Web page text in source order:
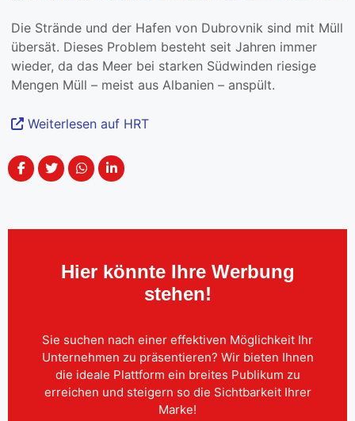
Die Strände und der Hafen von Dubrovnik sind mit Müll
übersät. Dieses Problem besteht seit Jahren immer
wieder, da das Meer bei starken Südwinden riesige
Mengen Müll – meist aus Albanien – anspült.
Weiterlesen auf HRT
Hier könnte Ihre Werbung
stehen!
Sie suchen nach einer effektiven Möglichkeit Ihr
Unternehmen zu präsentieren? Wir bieten Ihnen
die ideale Plattform ein breites Publikum zu
erreichen und steigern so die Sichtbarkeit Ihrer
Marke!